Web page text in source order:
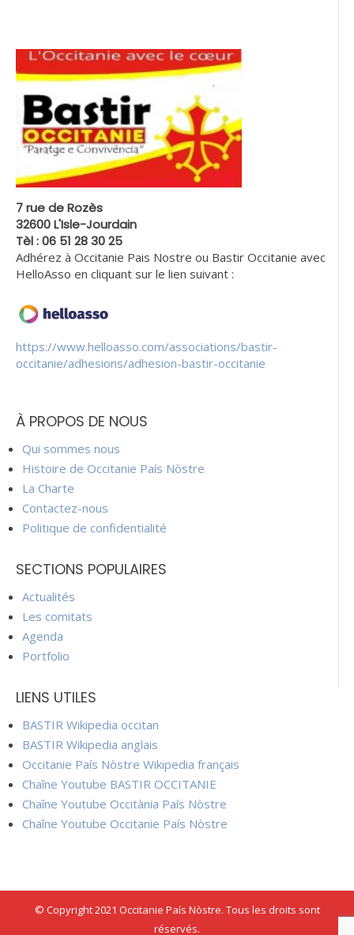
7 rue de Rozès
32600 L'Isle-Jourdain
Tèl : 06 51 28 30 25
Adhérez à Occitanie Pais Nostre ou Bastir Occitanie avec
HelloAsso en cliquant sur le lien suivant :
https://www.helloasso.com/associations/bastir-
occitanie/adhesions/adhesion-bastir-occitanie
À PROPOS DE NOUS
Qui sommes nous
Histoire de Occitanie País Nòstre
La Charte
Contactez-nous
Politique de confidentialité
SECTIONS POPULAIRES
Actualités
Les comitats
Agenda
Portfolio
LIENS UTILES
BASTIR Wikipedia occitan
BASTIR Wikipedia anglais
Occitanie País Nòstre Wikipedia français
Chaîne Youtube BASTIR OCCITANIE
Chaîne Youtube Occitània País Nòstre
Chaîne Youtube Occitanie País Nòstre
© Copyright 2021 Occitanie País Nòstre. Tous les droits sont
réservés.